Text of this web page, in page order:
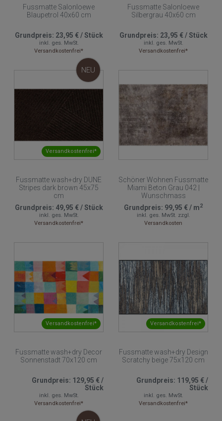
Fussmatte Salonloewe
Blaupetrol 40x60 cm
Grundpreis: 23,95 €/Stück
inkl. ges. MwSt.
Versandkostenfrei*
Fussmatte Salonloewe
Silbergrau 40x60 cm
Grundpreis: 23,95 €/Stück
inkl. ges. MwSt.
Versandkostenfrei*
Versandkostenfrei*
NEU
Fussmatte wash+dry DUNE
Stripes dark brown 45x75
cm
Grundpreis: 49,95 €/Stück
inkl. ges. MwSt.
Versandkostenfrei*
Schöner Wohnen Fussmatte
Miami Beton Grau 042 |
Wunschmass
Grundpreis: 99,95 €/ m2
inkl. ges. MwSt. zzgl.
Versandkosten
Versandkostenfrei*
Fussmatte wash+dry Decor
Sonnenstadt 70x120 cm
Grundpreis: 129,95 €/
Stück
inkl. ges. MwSt.
Versandkostenfrei*
Versandkostenfrei*
Fussmatte wash+dry Design
Scratchy beige 75x120 cm
Grundpreis: 119,95 €/
Stück
inkl. ges. MwSt.
Versandkostenfrei*